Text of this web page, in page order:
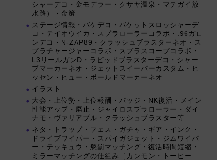
シャーデコ・金モデラー・クサヤ温泉・マテガイ放
水路）・金策
ステージ情報・バケデコ・バケットスロッシャーデ
コ・テイオウイカ・スプラローラーコラボ・.96ガロ
ンデコ・N-ZAP89・クラッシュブラスターネオ・ス
プラチャージャーコラボ・スプラスコープコラボ・
L3リールガンD・ラピッドブラスターデコ・シャー
プマーカーネオ・ジェットスイーパーカスタム・ヒ
ッセン・ヒュー・ボールドマーカーネオ
イラスト
大会・上位勢・上位報酬・バッジ・NK復活・メイン
性能アップ・廃止・ジャイロスプラローラー・ダイ
ナモ・ヴァリアブル・クラッシュブラスター等
ネタ・トラップ・フェス・ガチャ・ギア・インク・
ドライブワイパー・スパイガジェット・ジムワイパ
ー・テッキュウ・懲罰マッチング・復活時間短縮・
ミラーマッチングの仕組み（カンモン・トーピー